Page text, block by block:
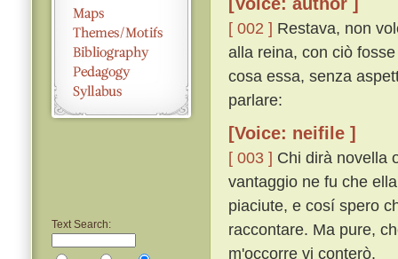
Text Search:
[ 002 ] Restava, non
alla reina, con ciò
cosa essa, senza
parlare:
[Voice: neifile ]
[ 003 ] Chi dirà novella
vantaggio ne fu che
piaciute, e cosí spero
raccontare. Ma pure,
m'occorre vi conterò.